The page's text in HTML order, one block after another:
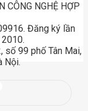
CÔNG NGHỆ HỢP
Đăng ký lần
số 99 phố Tân Mai,
Nội.